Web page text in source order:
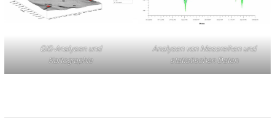
GIS-Analysen und
Kartographie
Analysen von Messreihen und
statistischen Daten